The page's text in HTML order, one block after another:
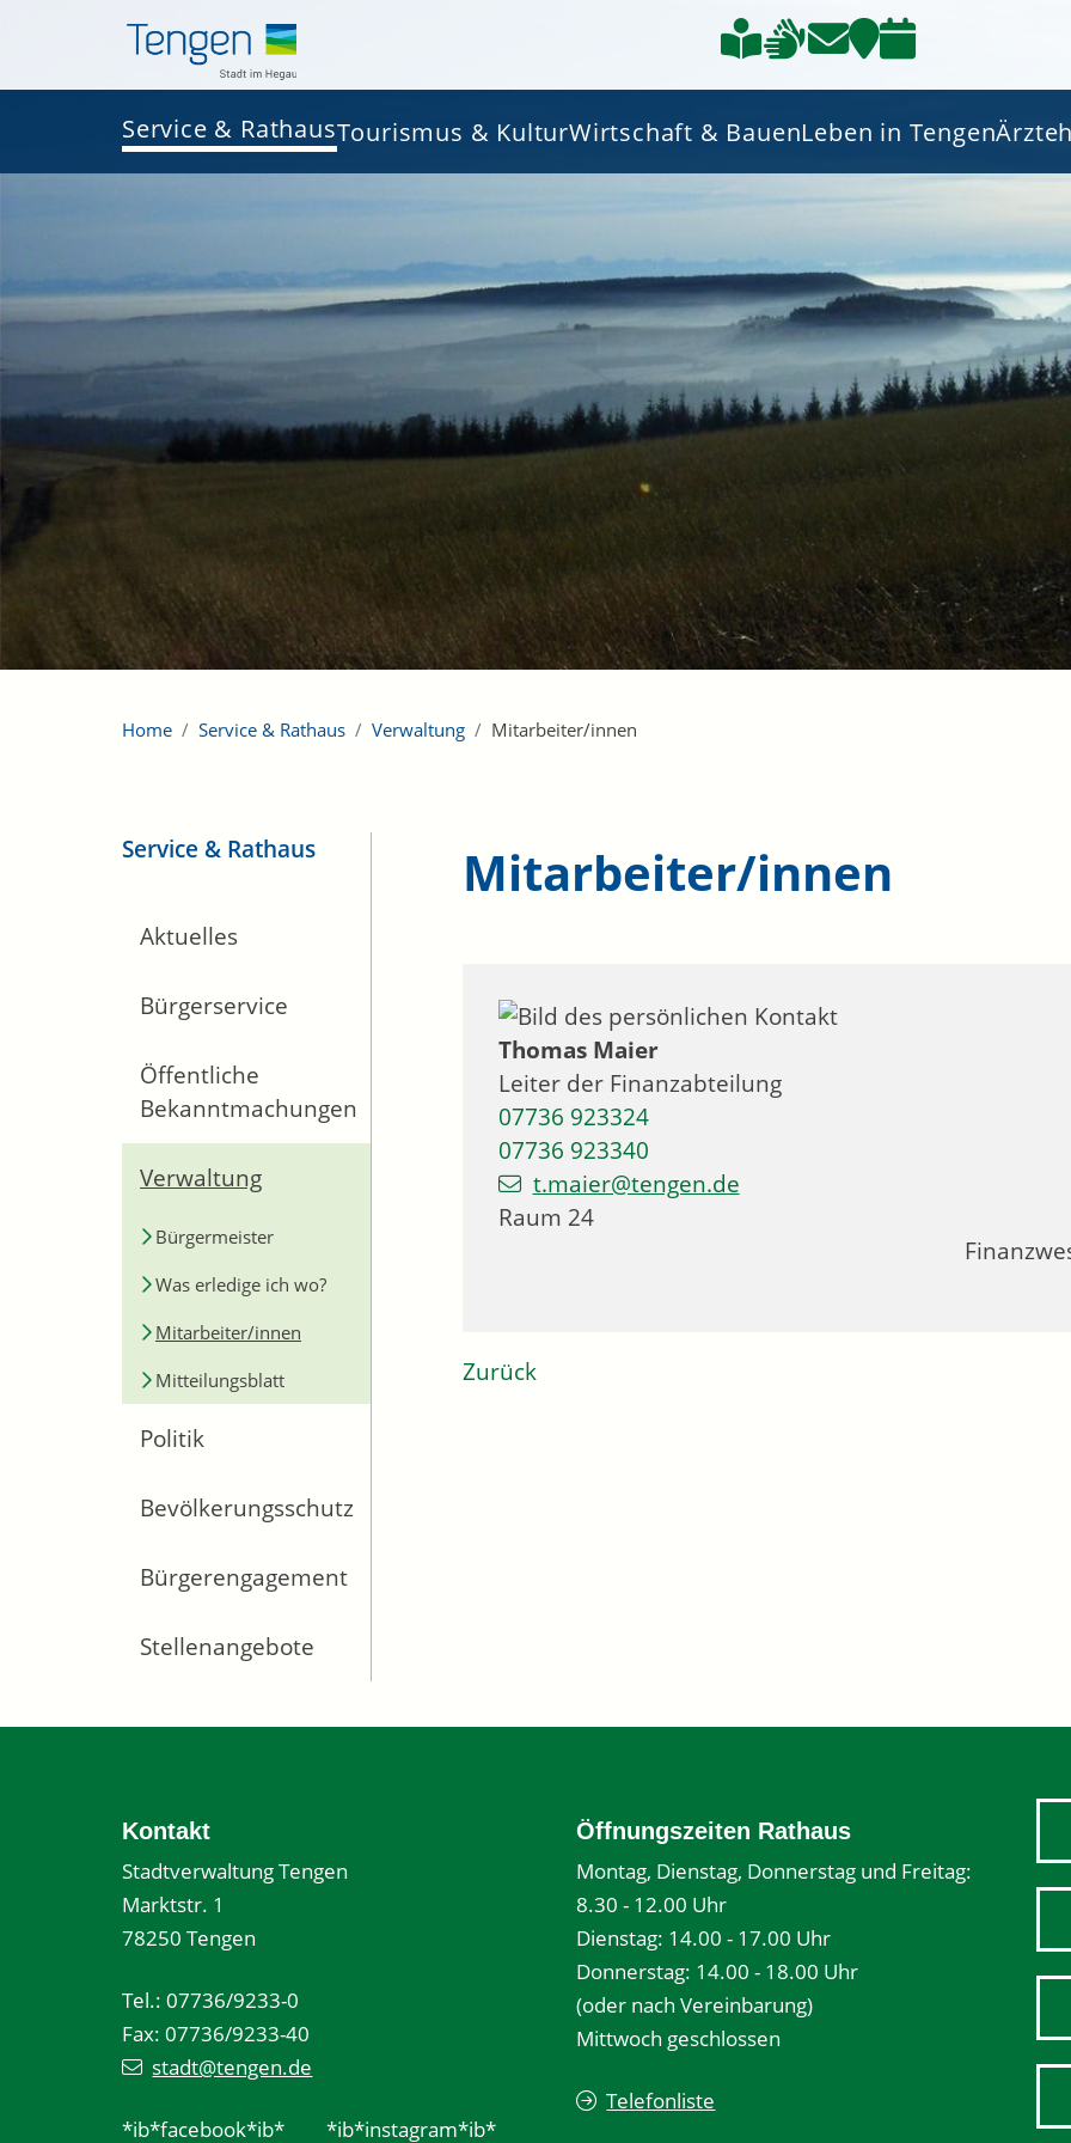
Service & RathausTourismus & KulturWirtschaft & BauenLeben in Tengen
Home Service & Rathaus Verwaltung Mitarbeiter/innen
Service & Rathaus
Aktuelles
Bürgerservice
Öffentliche
Bekanntmachungen
Verwaltung
Bürgermeister
Was erledige ich wo?
Mitarbeiter/innen
Mitteilungsblatt
Politik
Bevölkerungsschutz
Bürgerengagement
Stellenangebote
Mitarbeiter/innen
Thomas Maier
Leiter der Finanzabteilung
07736 923324
07736 923340
t.maier@tengen.de
Raum 24
Zurück
Kontakt
Stadtverwaltung Tengen
Marktstr. 1
78250 Tengen
Tel.: 07736/9233-0
Fax: 07736/9233-40
stadt@tengen.de
*ib*facebook*ib* *ib*instagram*ib*
Öffnungszeiten Rathaus
Montag, Dienstag, Donnerstag und Freitag:
8.30 - 12.00 Uhr
Dienstag: 14.00 - 17.00 Uhr
Donnerstag: 14.00 - 18.00 Uhr
(oder nach Vereinbarung)
Mittwoch geschlossen
Telefonliste